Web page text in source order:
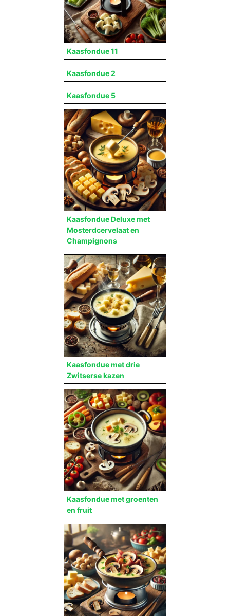
Kaasfondue 11
Kaasfondue 2
Kaasfondue 5
Kaasfondue Deluxe met
Mosterdcervelaat en
Champignons
Kaasfondue met drie
Zwitserse kazen
Kaasfondue met groenten
en fruit